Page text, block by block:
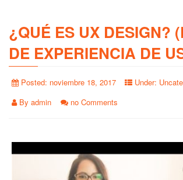
¿QUÉ ES UX DESIGN?
DE EXPERIENCIA DE
Posted: noviembre 18, 2017 Under:
By admin no Comments